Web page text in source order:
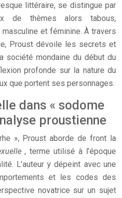
littéraire, se distingue par
de thèmes alors tabous,
masculine et féminine. À travers
Proust dévoile les secrets et
société mondaine du début du
profonde sur la nature du
que portent ses personnages.
dans « sodome
proustienne
», Proust aborde de front la
, terme utilisé à l’époque
L’auteur y dépeint avec une
et les codes des
novatrice sur un sujet